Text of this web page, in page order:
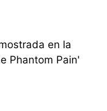
en la
Phantom Pain'